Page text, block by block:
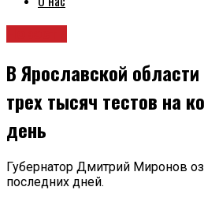
В Ярославской
трех тысяч тестов на
день
Губернатор Дмитрий Миронов
последних дней.